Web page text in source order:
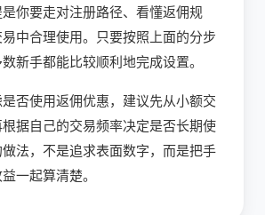
你要走对注册路径、看懂返佣规
中合理使用。只要按照上面的分步
新手都能比较顺利地完成设置。
否使用返佣优惠，建议先从小额交
据自己的交易频率决定是否长期使
法，不是追求表面数字，而是把手
一起算清楚。